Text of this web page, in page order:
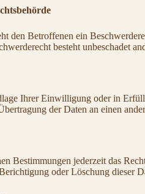
den Betroffenen ein
besteht unbeschadet
Ihrer Einwilligung oder in
der Daten an einen
Bestimmungen jederzeit das
oder Löschung dieser